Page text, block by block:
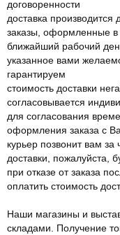
договоренности
доставка
заказы, оформленные
ближайший рабочий
указанное вами
гарантируем
стоимость доставки
согласовывается
для согласования
оформления заказа с
курьер позвонит вам за
доставки, пожалуйста,
при отказе от заказа
оплатить стоимость
Наши магазины и
складами. Получение